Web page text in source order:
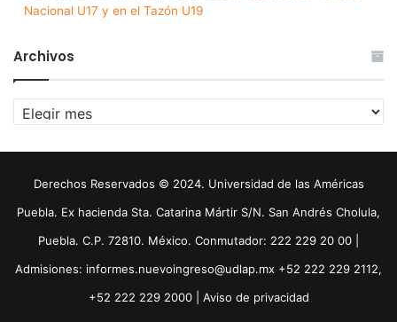
Nacional U17 y en el Tazón U19
Archivos
Archivos
Derechos Reservados © 2024. Universidad de las Américas
Puebla. Ex hacienda Sta. Catarina Mártir S/N. San Andrés Cholula,
Puebla. C.P. 72810. México. Conmutador: 222 229 20 00 |
Admisiones: informes.nuevoingreso@udlap.mx +52 222 229 2112,
+52 222 229 2000 | Aviso de privacidad